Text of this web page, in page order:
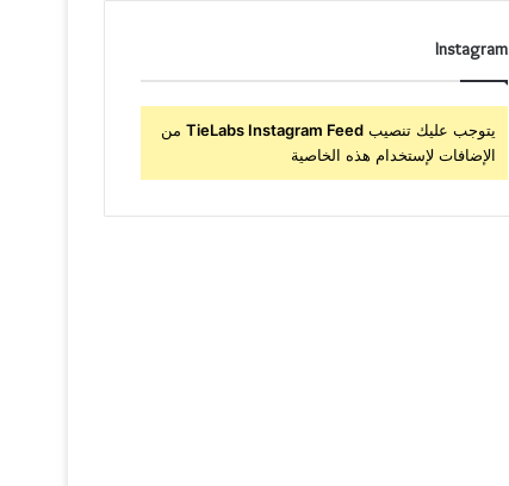
Instagram
يتوجب عليك تنصيبTieLabs Instagram Feed من
الإضافات لإستخدام هذه الخاصية